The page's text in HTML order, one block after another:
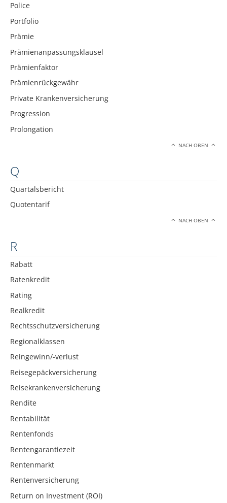
Police
Portfolio
Prämie
Prämienanpassungsklausel
Prämienfaktor
Prämienrückgewähr
Private Krankenversicherung
Progression
Prolongation
NACH OBEN
Q
Quartalsbericht
Quotentarif
NACH OBEN
R
Rabatt
Ratenkredit
Rating
Realkredit
Rechtsschutzversicherung
Regionalklassen
Reingewinn/-verlust
Reisegepäckversicherung
Reisekrankenversicherung
Rendite
Rentabilität
Rentenfonds
Rentengarantiezeit
Rentenmarkt
Rentenversicherung
Return on Investment (ROI)